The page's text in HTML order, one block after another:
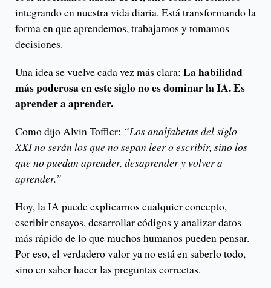
integrando en nuestra vida diaria. Está transformando la
forma en que aprendemos, trabajamos y tomamos
decisiones.
Una idea se vuelve cada vez más clara: La habilidad
más poderosa en este siglo no es dominar la IA. Es
aprender a aprender.
Como dijo Alvin Toffler: “Los analfabetas del siglo
XXI no serán los que no sepan leer o escribir, sino los
que no puedan aprender, desaprender y volver a
aprender.”
Hoy, la IA puede explicarnos cualquier concepto,
escribir ensayos, desarrollar códigos y analizar datos
más rápido de lo que muchos humanos pueden pensar.
Por eso, el verdadero valor ya no está en saberlo todo,
sino en saber hacer las preguntas correctas.